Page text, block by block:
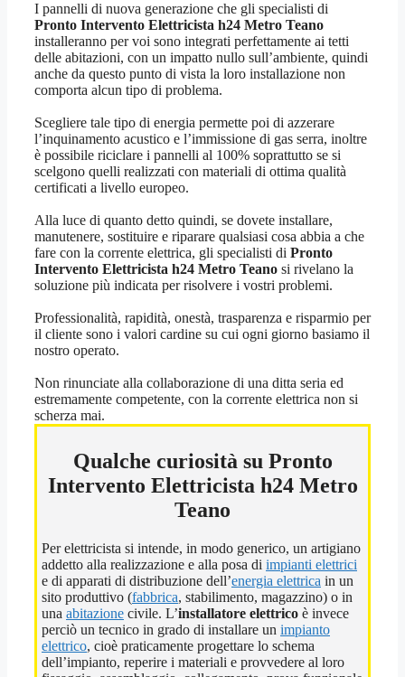
I pannelli di nuova generazione che gli specialisti di
Pronto Intervento Elettricista h24 Metro Teano
installeranno per voi sono integrati perfettamente ai tetti
delle abitazioni, con un impatto nullo sull’ambiente, quindi
anche da questo punto di vista la loro installazione non
comporta alcun tipo di problema.
Scegliere tale tipo di energia permette poi di azzerare
l’inquinamento acustico e l’immissione di gas serra, inoltre
è possibile riciclare i pannelli al 100% soprattutto se si
scelgono quelli realizzati con materiali di ottima qualità
certificati a livello europeo.
Alla luce di quanto detto quindi, se dovete installare,
manutenere, sostituire e riparare qualsiasi cosa abbia a che
fare con la corrente elettrica, gli specialisti di Pronto
Intervento Elettricista h24 Metro Teano si rivelano la
soluzione più indicata per risolvere i vostri problemi.
Professionalità, rapidità, onestà, trasparenza e risparmio per
il cliente sono i valori cardine su cui ogni giorno basiamo il
nostro operato.
Non rinunciate alla collaborazione di una ditta seria ed
estremamente competente, con la corrente elettrica non si
scherza mai.
Qualche curiosità su Pronto
Intervento Elettricista h24 Metro
Teano
Per elettricista si intende, in modo generico, un artigiano
addetto alla realizzazione e alla posa di impianti elettrici
e di apparati di distribuzione dell’energia elettrica in un
sito produttivo (fabbrica, stabilimento, magazzino) o in
una abitazione civile. L’installatore elettrico è invece
perciò un tecnico in grado di installare un impianto
elettrico, cioè praticamente progettare lo schema
dell’impianto, reperire i materiali e provvedere al loro